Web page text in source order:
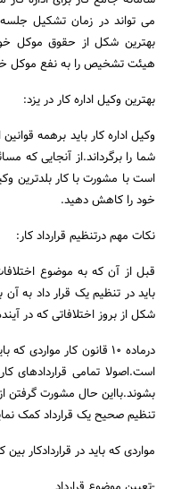
می تواند در زمان تشکیل
بهترین شکل از حقوق موکل
هیئت تشخیص را به نفع موکل
بهترین وکیل اداره کار در یزد:
وکیل اداره کار باید برهمه
شما را برگرداند.از آنجایی که
است با مشورت با کار بلدترین
خود را کاهش دهید.
نکات مهم درتنظیم قرارداد کار:
قبل از آن که به موضوع
باید در تنظیم یک قرار داد به
شکل از بروز اختلافاتی که در
درماده 10 قانون کار
است.اصولا تمامی قراردادهای
بشوند.بااین حال مشورت گرفتن
تنظیم صحیح یک قرارداد کمک
مواردی که باید در قراردادکار